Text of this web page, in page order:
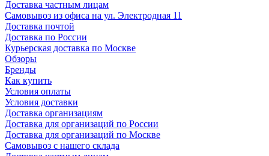
Доставка частным лицам
Самовывоз из офиса на ул. Электродная 11
Доставка почтой
Доставка по России
Курьерская доставка по Москве
Обзоры
Бренды
Как купить
Условия оплаты
Условия доставки
Доставка организациям
Доставка для организаций по России
Доставка для организаций по Москве
Самовывоз с нашего склада